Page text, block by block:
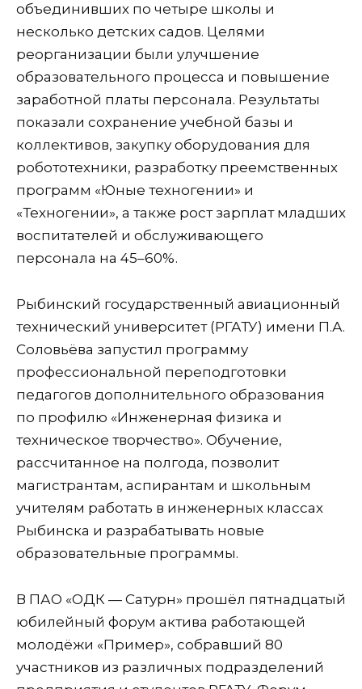
объединивших по четыре школы и
несколько детских садов. Целями
реорганизации были улучшение
образовательного процесса и повышение
заработной платы персонала. Результаты
показали сохранение учебной базы и
коллективов, закупку оборудования для
робототехники, разработку преемственных
программ «Юные техногении» и
«Техногении», а также рост зарплат младших
воспитателей и обслуживающего
персонала на 45–60%.
Рыбинский государственный авиационный
технический университет (РГАТУ) имени П.А.
Соловьёва запустил программу
профессиональной переподготовки
педагогов дополнительного образования
по профилю «Инженерная физика и
техническое творчество». Обучение,
рассчитанное на полгода, позволит
магистрантам, аспирантам и школьным
учителям работать в инженерных классах
Рыбинска и разрабатывать новые
образовательные программы.
В ПАО «ОДК — Сатурн» прошёл пятнадцатый
юбилейный форум актива работающей
молодёжи «Пример», собравший 80
участников из различных подразделений